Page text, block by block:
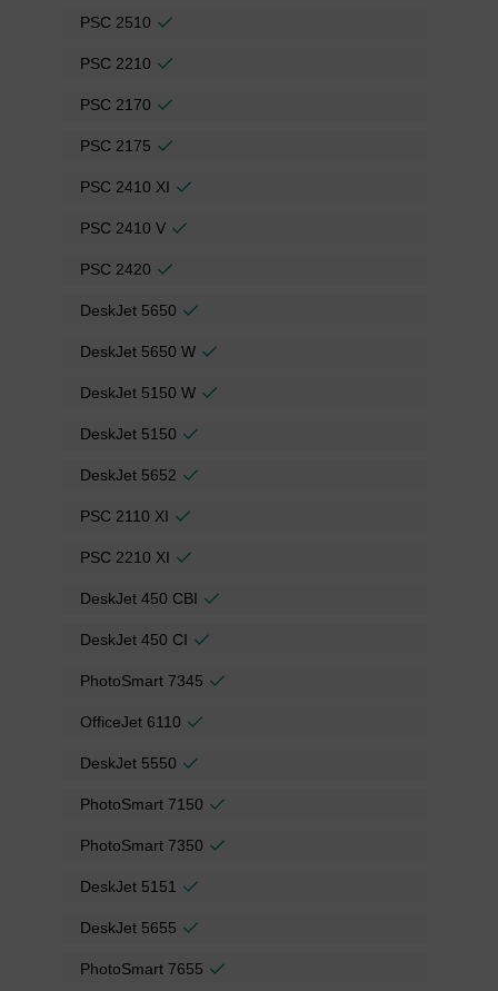
PSC 2510
PSC 2210
PSC 2170
PSC 2175
PSC 2410 XI
PSC 2410 V
PSC 2420
DeskJet 5650
DeskJet 5650 W
DeskJet 5150 W
DeskJet 5150
DeskJet 5652
PSC 2110 XI
PSC 2210 XI
DeskJet 450 CBI
DeskJet 450 CI
PhotoSmart 7345
OfficeJet 6110
DeskJet 5550
PhotoSmart 7150
PhotoSmart 7350
DeskJet 5151
DeskJet 5655
PhotoSmart 7655